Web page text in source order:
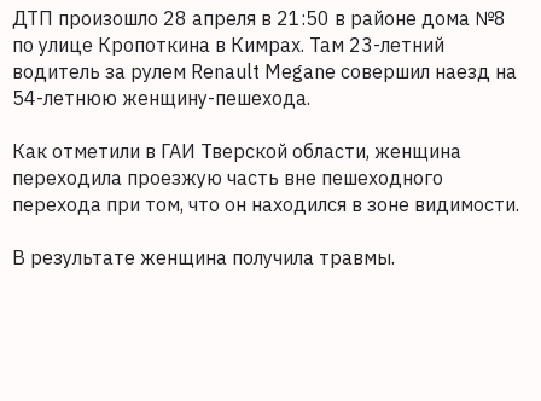
ДТП произошло 28 апреля в 21:50 в районе дома №8
по улице Кропоткина в Кимрах. Там 23-летний
водитель за рулем Renault Megane совершил наезд на
54-летнюю женщину-пешехода.
Как отметили в ГАИ Тверской области, женщина
переходила проезжую часть вне пешеходного
перехода при том, что он находился в зоне видимости.
В результате женщина получила травмы.